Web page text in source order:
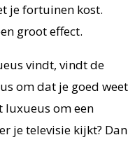
je fortuinen kost.
groot effect.
vindt, vindt de
om dat je goed weet
luxueus om een
je televisie kijkt? Dan